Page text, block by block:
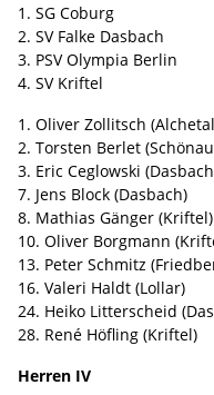
1. SG Coburg
2. SV Falke
3. PSV Olympia
4. SV Kriftel
1. Oliver Zollitsch
2. Torsten Berlet
3. Eric Ceglowski
7. Jens Block
8. Mathias Gänger
10. Oliver
13. Peter Schmitz
16. Valeri Haldt
24. Heiko
28. René Höfling
Herren IV